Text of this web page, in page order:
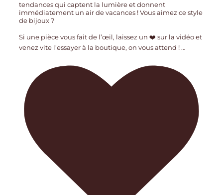
tendances qui captent la lumière et donnent
immédiatement un air de vacances ! Vous aimez ce style
de bijoux ?
Si une pièce vous fait de l’œil, laissez un ❤️ sur la vidéo et
venez vite l’essayer à la boutique, on vous attend !…